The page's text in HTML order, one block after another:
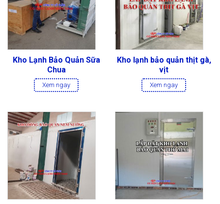
Kho Lạnh Bảo Quản Sữa
Chua
Xem ngay
Kho lạnh bảo quản thịt gà,
vịt
Xem ngay